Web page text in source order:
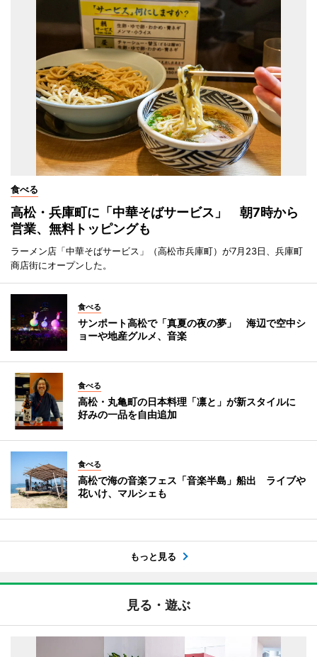
食べる
高松・兵庫町に「中華そばサービス」 朝7時から
営業、無料トッピングも
ラーメン店「中華そばサービス」（高松市兵庫町）が7月23日、兵庫町
商店街にオープンした。
食べる
サンポート高松で「真夏の夜の夢」 海辺で空中シ
ョーや地産グルメ、音楽
食べる
高松・丸亀町の日本料理「凛と」が新スタイルに
好みの一品を自由追加
食べる
高松で海の音楽フェス「音楽半島」船出 ライブや
花いけ、マルシェも
もっと見る
見る・遊ぶ